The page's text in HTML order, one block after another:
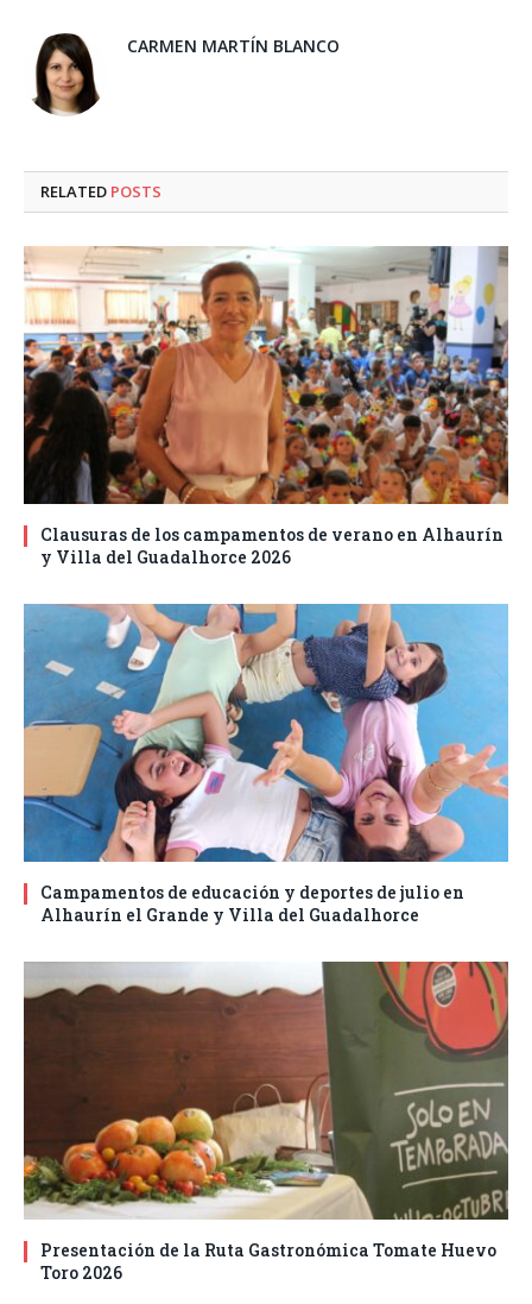
CARMEN MARTÍN BLANCO
RELATED POSTS
Clausuras de los campamentos de verano en Alhaurín
y Villa del Guadalhorce 2026
Campamentos de educación y deportes de julio en
Alhaurín el Grande y Villa del Guadalhorce
Presentación de la Ruta Gastronómica Tomate Huevo
Toro 2026